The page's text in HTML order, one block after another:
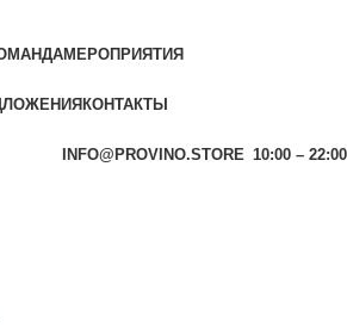
МЕРОПРИЯТИЯ
КОНТАКТЫ
INFO@PROVINO.STORE 10:00 – 22:00